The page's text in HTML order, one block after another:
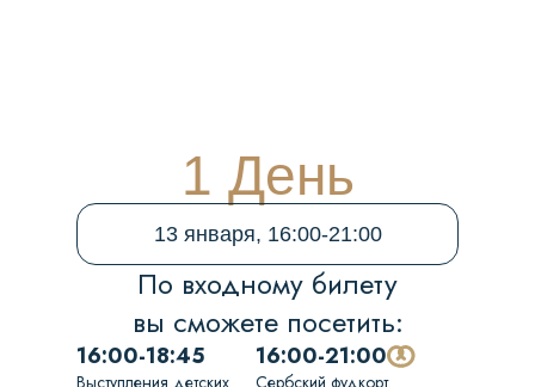
1 День
13 января, 16:00-21:00
По входному билету
вы сможете посетить:
16:00-18:45
Выступления детских
16:00-21:00
Сербский фудкорт